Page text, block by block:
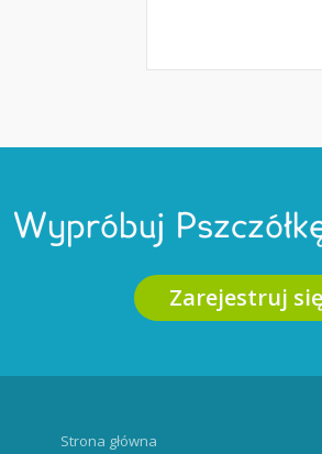
Wypróbuj
Zarejestruj się
Strona główna